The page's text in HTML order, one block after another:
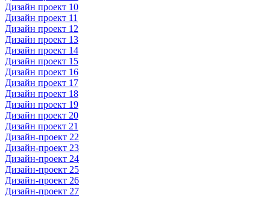
Дизайн проект 10
Дизайн проект 11
Дизайн проект 12
Дизайн проект 13
Дизайн проект 14
Дизайн проект 15
Дизайн проект 16
Дизайн проект 17
Дизайн проект 18
Дизайн проект 19
Дизайн проект 20
Дизайн проект 21
Дизайн-проект 22
Дизайн-проект 23
Дизайн-проект 24
Дизайн-проект 25
Дизайн-проект 26
Дизайн-проект 27